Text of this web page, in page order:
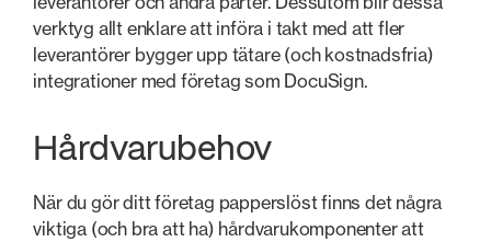
verktyg allt enklare att införa i takt med att fler
leverantörer bygger upp tätare (och kostnadsfria)
integrationer med företag som DocuSign.
Hårdvarubehov
När du gör ditt företag papperslöst finns det några
viktiga (och bra att ha) hårdvarukomponenter att